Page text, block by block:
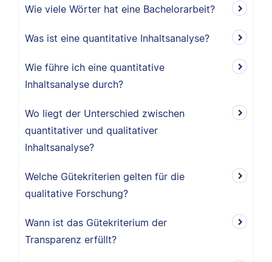
Wie viele Wörter hat eine Bachelorarbeit?
Was ist eine quantitative Inhaltsanalyse?
Wie führe ich eine quantitative
Inhaltsanalyse durch?
Wo liegt der Unterschied zwischen
quantitativer und qualitativer
Inhaltsanalyse?
Welche Gütekriterien gelten für die
qualitative Forschung?
Wann ist das Gütekriterium der
Transparenz erfüllt?